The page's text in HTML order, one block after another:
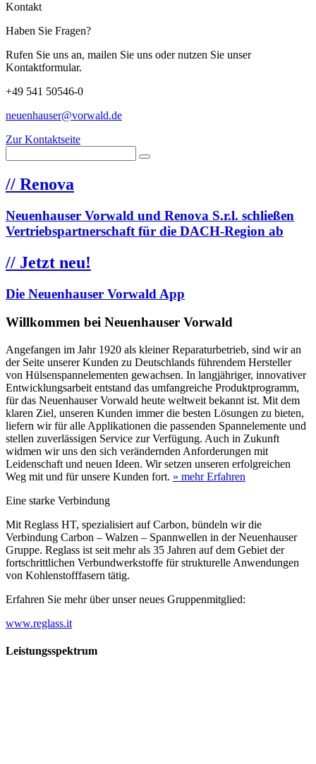
Kontakt
Haben Sie Fragen?
Rufen Sie uns an, mailen Sie uns oder nutzen Sie unser
Kontaktformular.
+49 541 50546-0
neuenhauser@vorwald.de
Zur Kontaktseite
// Renova
Neuenhauser Vorwald und Renova S.r.l. schließen
Vertriebspartnerschaft für die DACH-Region ab
// Jetzt neu!
Die Neuenhauser Vorwald App
Willkommen bei Neuenhauser Vorwald
Angefangen im Jahr 1920 als kleiner Reparaturbetrieb, sind wir an
der Seite unserer Kunden zu Deutschlands führendem Hersteller
von Hülsenspannelementen gewachsen. In langjähriger, innovativer
Entwicklungsarbeit entstand das umfangreiche Produktprogramm,
für das Neuenhauser Vorwald heute weltweit bekannt ist. Mit dem
klaren Ziel, unseren Kunden immer die besten Lösungen zu bieten,
liefern wir für alle Applikationen die passenden Spannelemente und
stellen zuverlässigen Service zur Verfügung. Auch in Zukunft
widmen wir uns den sich verändernden Anforderungen mit
Leidenschaft und neuen Ideen. Wir setzen unseren erfolgreichen
Weg mit und für unsere Kunden fort. » mehr Erfahren
Eine starke Verbindung
Mit Reglass HT, spezialisiert auf Carbon, bündeln wir die
Verbindung Carbon – Walzen – Spannwellen in der Neuenhauser
Gruppe. Reglass ist seit mehr als 35 Jahren auf dem Gebiet der
fortschrittlichen Verbundwerkstoffe für strukturelle Anwendungen
von Kohlenstofffasern tätig.
Erfahren Sie mehr über unser neues Gruppenmitglied:
www.reglass.it
Leistungsspektrum